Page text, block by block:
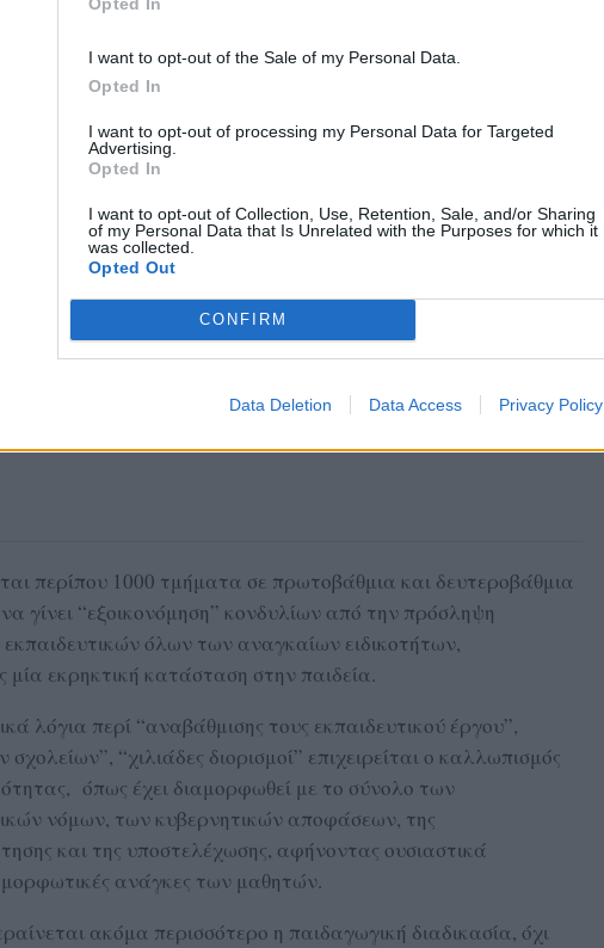
I want to opt-out of the Sale of my Personal Data.
Opted In
I want to opt-out of processing my Personal Data for Targeted
Advertising.
Opted In
I want to opt-out of Collection, Use, Retention, Sale, and/or Sharing
of my Personal Data that Is Unrelated with the Purposes for which it
was collected.
Opted Out
CONFIRM
Data Deletion Data Access Privacy Policy
περίπου 1000 τμήματα σε πρωτοβάθμια και δευτεροβάθμια
γίνει “εξοικονόμηση” κονδυλίων από την πρόσληψη
όλων των αναγκαίων ειδικοτήτων,
μία εκρηκτική κατάσταση στην παιδεία.
λόγια περί “αναβάθμισης τους εκπαιδευτικού έργου”,
σχολείων”, “χιλιάδες διορισμοί” επιχειρείται ο καλλωπισμός
όπως έχει διαμορφωθεί με το σύνολο των
νόμων, των κυβερνητικών αποφάσεων, της
και της υποστελέχωσης, αφήνοντας ουσιαστικά
μορφωτικές ανάγκες των μαθητών.
ακόμα περισσότερο η παιδαγωγική διαδικασία, όχι